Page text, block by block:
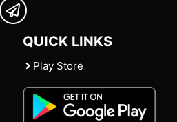
QUICK LINKS
Play Store